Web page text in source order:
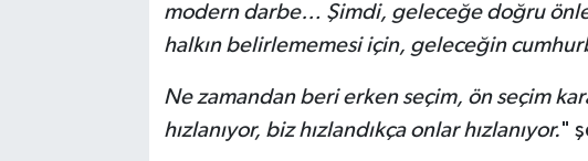
modern darbe… Şimdi, geleceğe doğru
halkın belirlememesi için, geleceğin
Ne zamandan beri erken seçim, ön seçim
hızlanıyor, biz hızlandıkça onlar hızlanıyor."